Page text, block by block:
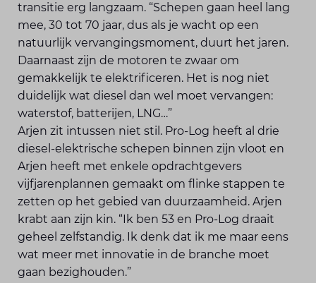
transitie erg langzaam. “Schepen gaan heel lang
mee, 30 tot 70 jaar, dus als je wacht op een
natuurlijk vervangingsmoment, duurt het jaren.
Daarnaast zijn de motoren te zwaar om
gemakkelijk te elektrificeren. Het is nog niet
duidelijk wat diesel dan wel moet vervangen:
waterstof, batterijen, LNG…”
Arjen zit intussen niet stil. Pro-Log heeft al drie
diesel-elektrische schepen binnen zijn vloot en
Arjen heeft met enkele opdrachtgevers
vijfjarenplannen gemaakt om flinke stappen te
zetten op het gebied van duurzaamheid. Arjen
krabt aan zijn kin. “Ik ben 53 en Pro-Log draait
geheel zelfstandig. Ik denk dat ik me maar eens
wat meer met innovatie in de branche moet
gaan bezighouden.”